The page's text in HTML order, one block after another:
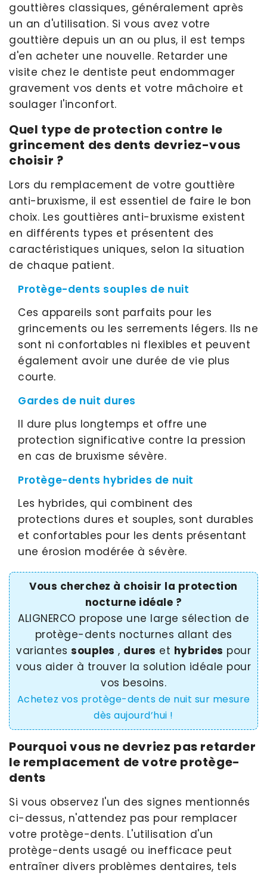
gouttières classiques, généralement après
un an d'utilisation. Si vous avez votre
gouttière depuis un an ou plus, il est temps
d'en acheter une nouvelle. Retarder une
visite chez le dentiste peut endommager
gravement vos dents et votre mâchoire et
soulager l'inconfort.
Quel type de protection contre le
grincement des dents devriez-vous
choisir ?
Lors du remplacement de votre gouttière
anti-bruxisme, il est essentiel de faire le bon
choix. Les gouttières anti-bruxisme existent
en différents types et présentent des
caractéristiques uniques, selon la situation
de chaque patient.
Protège-dents souples de nuit
Ces appareils sont parfaits pour les
grincements ou les serrements légers. Ils ne
sont ni confortables ni flexibles et peuvent
également avoir une durée de vie plus
courte.
Gardes de nuit dures
Il dure plus longtemps et offre une
protection significative contre la pression
en cas de bruxisme sévère.
Protège-dents hybrides de nuit
Les hybrides, qui combinent des
protections dures et souples, sont durables
et confortables pour les dents présentant
une érosion modérée à sévère.
Vous cherchez à choisir la protection
nocturne idéale ?
ALIGNERCO propose une large sélection de
protège-dents nocturnes allant des
variantes souples , dures et hybrides pour
vous aider à trouver la solution idéale pour
vos besoins.
Achetez vos protège-dents de nuit sur mesure
dès aujourd’hui !
Pourquoi vous ne devriez pas retarder
le remplacement de votre protège-
dents
Si vous observez l'un des signes mentionnés
ci-dessus, n'attendez pas pour remplacer
votre protège-dents. L'utilisation d'un
protège-dents usagé ou inefficace peut
entraîner divers problèmes dentaires, tels